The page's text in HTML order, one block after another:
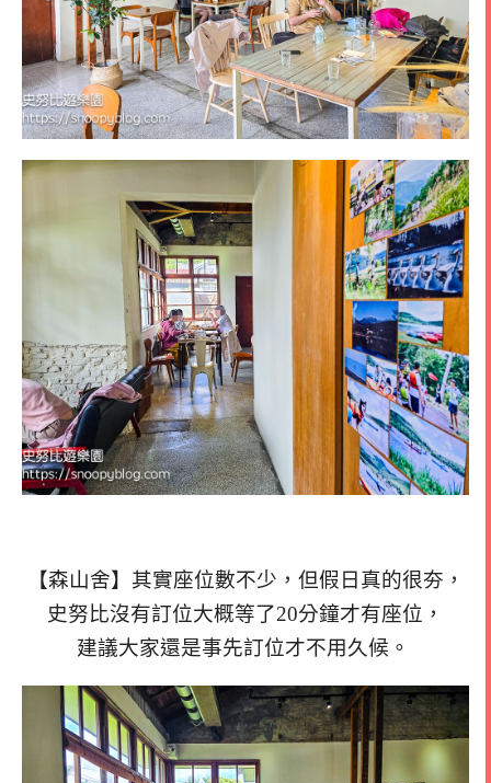
【森山舍】其實座位數不少，但假日真的很夯，
史努比沒有訂位大概等了20分鐘才有座位，
建議大家還是事先訂位才不用久候。